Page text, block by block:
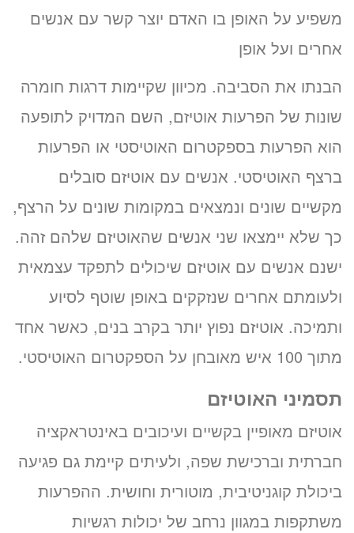
משפיע על האופן בו האדם יוצר קשר עם אנשים
אחרים ועל אופן
הבנתו את הסביבה. מכיוון שקיימות דרגות חומרה
שונות של הפרעות אוטיזם, השם המדויק לתופעה
הוא הפרעות בספקטרום האוטיסטי או הפרעות
ברצף האוטיסטי. אנשים עם אוטיזם סובלים
מקשיים שונים ונמצאים במקומות שונים על הרצף,
כך שלא יימצאו שני אנשים שהאוטיזם שלהם זהה.
ישנם אנשים עם אוטיזם שיכולים לתפקד עצמאית
ולעומתם אחרים שנזקקים באופן שוטף לסיוע
ותמיכה. אוטיזם נפוץ יותר בקרב בנים, כאשר אחד
מתוך 100 איש מאובחן על הספקטרום האוטיסטי.
תסמיני האוטיזם
אוטיזם מאופיין בקשיים ועיכובים באינטראקציה
חברתית וברכישת שפה, ולעיתים קיימת גם פגיעה
ביכולת קוגניטיבית, מוטורית וחושית. ההפרעות
משתקפות במגוון נרחב של יכולות רגשיות